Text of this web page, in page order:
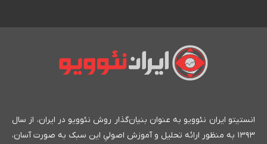
انستیتو ایران نئوویو به عنوان بنیان‌گذار روش نئوویو در ایران، از سال
۱۳۹۳ به منظور ارائه تحلیل و آموزش اصولیِ این سبک به صورت آسان،